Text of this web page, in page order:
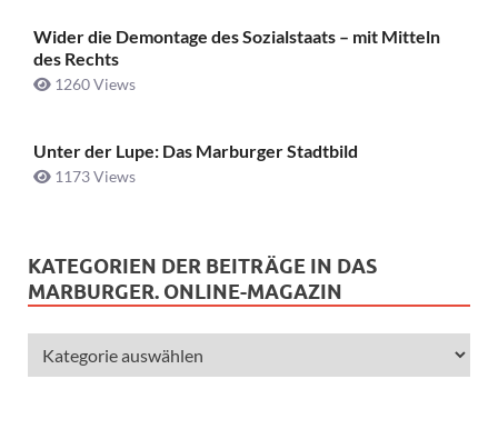
Wider die Demontage des Sozialstaats – mit Mitteln
des Rechts
1260 Views
Unter der Lupe: Das Marburger Stadtbild
1173 Views
KATEGORIEN DER BEITRÄGE IN DAS
MARBURGER. ONLINE-MAGAZIN